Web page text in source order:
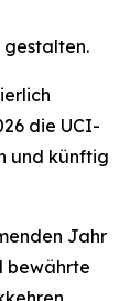
gestalten.
die UCI-
und künftig
Jahr
bewährte